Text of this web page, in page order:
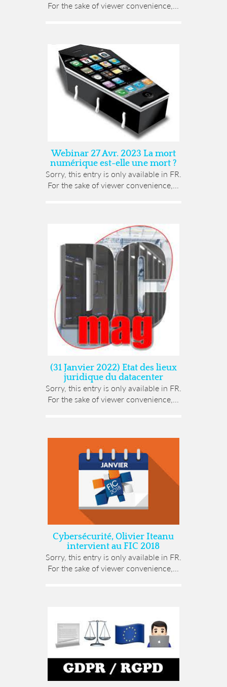
For the sake of viewer convenience,...
Webinar 27 Avr. 2023 La mort
numérique est-elle une mort ?
Sorry, this entry is only available in FR.
For the sake of viewer convenience,...
(31 Janvier 2022) Etat des lieux
juridique du datacenter
Sorry, this entry is only available in FR.
For the sake of viewer convenience,...
Cybersécurité, Olivier Iteanu
intervient au FIC 2018
Sorry, this entry is only available in FR.
For the sake of viewer convenience,...